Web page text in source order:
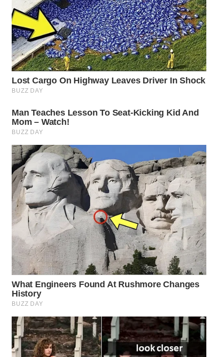
WN
NATUNA
WN
BINTAN
WN
WN
WN
LABUANBAJO
WN
BORNEO
Wahana
Group
WAHANA
NEWS
WAHANA
TANI
WAHANA